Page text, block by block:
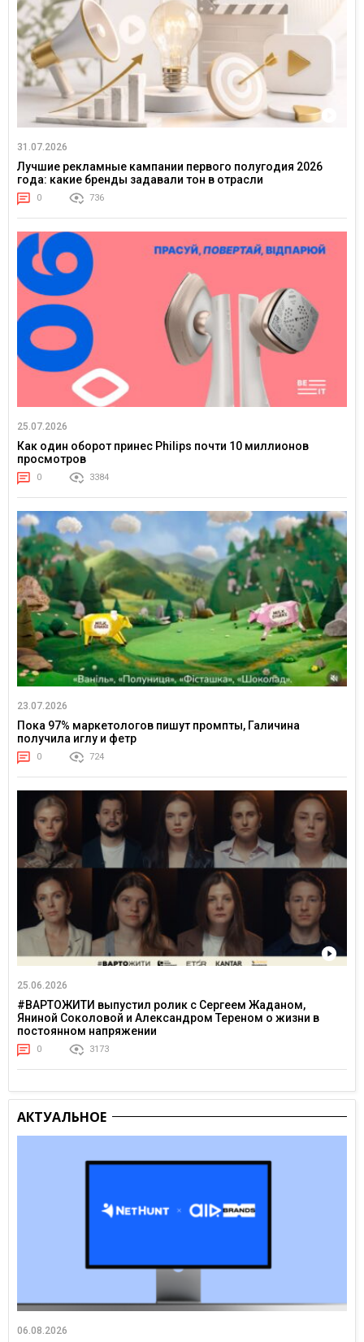
31.07.2026
Лучшие рекламные кампании первого полугодия 2026
года: какие бренды задавали тон в отрасли
0 736
25.07.2026
Как один оборот принес Philips почти 10 миллионов
просмотров
0 3384
23.07.2026
Пока 97% маркетологов пишут промпты, Галичина
получила иглу и фетр
0 724
25.06.2026
#ВАРТОЖИТИ выпустил ролик с Сергеем Жаданом,
Яниной Соколовой и Александром Тереном о жизни в
постоянном напряжении
0 3173
АКТУАЛЬНОЕ
06.08.2026